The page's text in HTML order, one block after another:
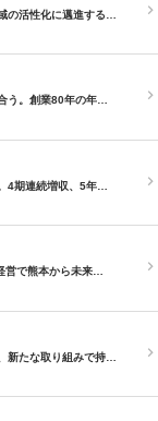
の活性化に邁進する…
う。創業80年の年…
4期連続増収、5年…
営で熊本から未来…
新たな取り組みで持…